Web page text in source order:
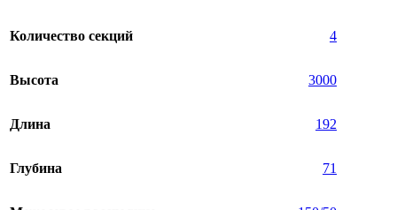
Количество секций 4
Высота 3000
Длина 192
Глубина 71